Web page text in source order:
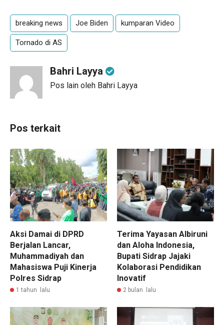
breaking news Joe Biden kumparan Video
Tornado di AS
Bahri Layya
Pos lain oleh Bahri Layya
Pos terkait
Aksi Damai di DPRD
Berjalan Lancar,
Muhammadiyah dan
Mahasiswa Puji Kinerja
Polres Sidrap
1 tahun lalu
Terima Yayasan Albiruni
dan Aloha Indonesia,
Bupati Sidrap Jajaki
Kolaborasi Pendidikan
Inovatif
2 bulan lalu